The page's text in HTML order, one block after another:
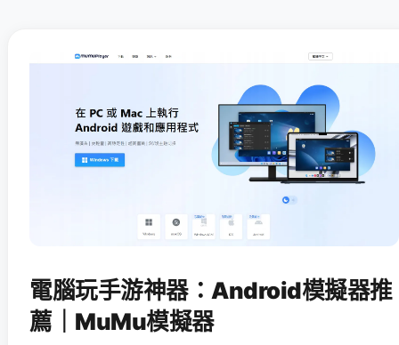
電腦玩手游神器：Android模擬器推
薦｜MuMu模擬器